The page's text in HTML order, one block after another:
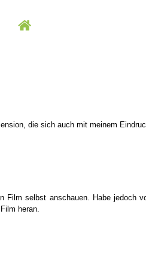
die sich auch mit meinem
Film selbst anschauen. Habe jedoch
heran.